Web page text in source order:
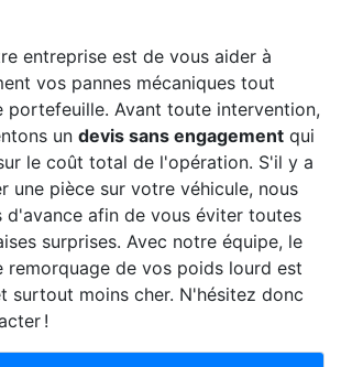
entreprise est de vous aider à
vos pannes mécaniques tout
portefeuille. Avant toute intervention,
un devis sans engagement qui
le coût total de l'opération. S'il y a
une pièce sur votre véhicule, nous
d'avance afin de vous éviter toutes
surprises. Avec notre équipe, le
remorquage de vos poids lourd est
surtout moins cher. N'hésitez donc
!